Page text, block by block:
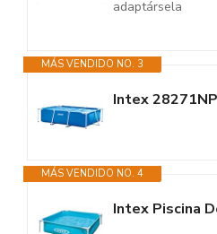
adaptársela
MÁS VENDIDO NO. 3
MÁS VENDIDO NO. 4